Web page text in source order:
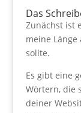
Das
Zunächst ist
meine
sollte.
Es gibt eine
Wörtern, die
deiner